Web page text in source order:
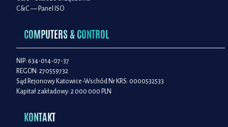
C&C — Panel ISO
COMPUTERS & CONTROL
NIP: 634-014-07-37
REGON: 270559732
Sąd Rejonowy Katowice-Wschód Nr KRS: 0000532533
Kapitał zakładowy: 2 000 000 PLN
KONTAKT